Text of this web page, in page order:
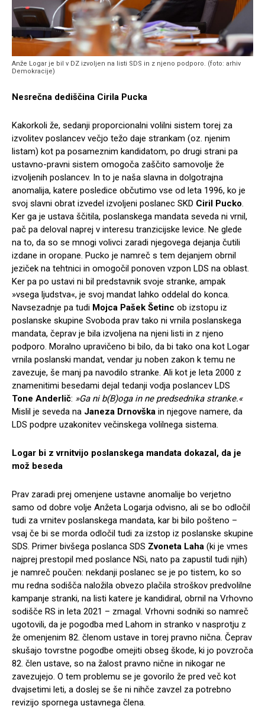
Anže Logar je bil v DZ izvoljen na listi SDS in z njeno podporo. (foto: arhiv
Demokracije)
Nesrečna dediščina Cirila Pucka
Kakorkoli že, sedanji proporcionalni volilni sistem torej za
izvolitev poslancev večjo težo daje strankam (oz. njenim
listam) kot pa posameznim kandidatom, po drugi strani pa
ustavno-pravni sistem omogoča zaščito samovolje že
izvoljenih poslancev. In to je naša slavna in dolgotrajna
anomalija, katere posledice občutimo vse od leta 1996, ko je
svoj slavni obrat izvedel izvoljeni poslanec SKD Ciril Pucko.
Ker ga je ustava ščitila, poslanskega mandata seveda ni vrnil,
pač pa deloval naprej v interesu tranzicijske levice. Ne glede
na to, da so se mnogi volivci zaradi njegovega dejanja čutili
izdane in oropane. Pucko je namreč s tem dejanjem obrnil
jeziček na tehtnici in omogočil ponoven vzpon LDS na oblast.
Ker pa po ustavi ni bil predstavnik svoje stranke, ampak
»vsega ljudstva«, je svoj mandat lahko oddelal do konca.
Navsezadnje pa tudi Mojca Pašek Šetinc ob izstopu iz
poslanske skupine Svoboda prav tako ni vrnila poslanskega
mandata, čeprav je bila izvoljena na njeni listi in z njeno
podporo. Moralno upravičeno bi bilo, da bi tako ona kot Logar
vrnila poslanski mandat, vendar ju noben zakon k temu ne
zavezuje, še manj pa navodilo stranke. Ali kot je leta 2000 z
znamenitimi besedami dejal tedanji vodja poslancev LDS
Tone Anderlič: »Ga ni b(B)oga in ne predsednika stranke.«
Mislil je seveda na Janeza Drnovška in njegove namere, da
LDS podpre uzakonitev večinskega volilnega sistema.
Logar bi z vrnitvijo poslanskega mandata dokazal, da je
mož beseda
Prav zaradi prej omenjene ustavne anomalije bo verjetno
samo od dobre volje Anžeta Logarja odvisno, ali se bo odločil
tudi za vrnitev poslanskega mandata, kar bi bilo pošteno –
vsaj če bi se morda odločil tudi za izstop iz poslanske skupine
SDS. Primer bivšega poslanca SDS Zvoneta Laha (ki je vmes
najprej prestopil med poslance NSi, nato pa zapustil tudi njih)
je namreč poučen: nekdanji poslanec se je po tistem, ko so
mu redna sodišča naložila obvezo plačila stroškov predvolilne
kampanje stranki, na listi katere je kandidiral, obrnil na Vrhovno
sodišče RS in leta 2021 – zmagal. Vrhovni sodniki so namreč
ugotovili, da je pogodba med Lahom in stranko v nasprotju z
že omenjenim 82. členom ustave in torej pravno nična. Čeprav
skušajo tovrstne pogodbe omejiti obseg škode, ki jo povzroča
82. člen ustave, so na žalost pravno nične in nikogar ne
zavezujejo. O tem problemu se je govorilo že pred več kot
dvajsetimi leti, a doslej se še ni nihče zavzel za potrebno
revizijo spornega ustavnega člena.